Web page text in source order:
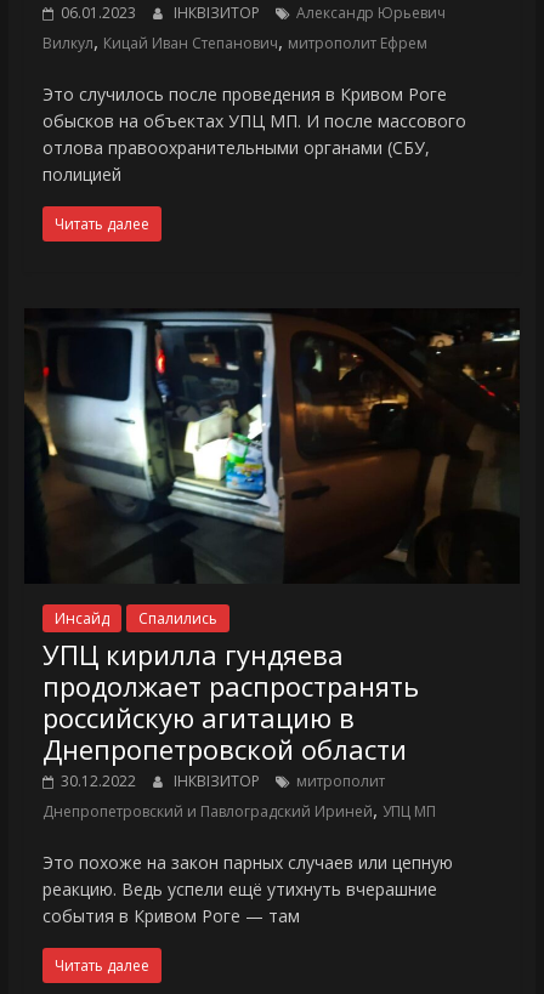
06.01.2023 ІНКВІЗИТОР
Александр Юрьевич
Вилкул, Кицай Иван Степанович, митрополит Ефрем
Это случилось после проведения в Кривом Роге
обысков на объектах УПЦ МП. И после массового
отлова правоохранительными органами (СБУ,
полицией
Читать далее
Инсайд Спалились
УПЦ кирилла гундяева
продолжает распространять
российскую агитацию в
Днепропетровской области
30.12.2022 ІНКВІЗИТОР
митрополит
Днепропетровский и Павлоградский Ириней, УПЦ МП
Это похоже на закон парных случаев или цепную
реакцию. Ведь успели ещё утихнуть вчерашние
события в Кривом Роге — там
Читать далее